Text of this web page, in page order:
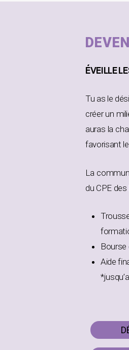
ÉVEILLE
Tu as le
créer un
auras la
favorisant
La
du CPE
Bourse
Aide